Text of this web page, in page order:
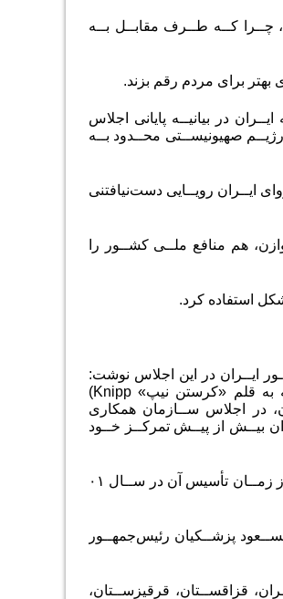
کــه طــرف مقابــل بــه
بهتر برای مردم رقم بزند.
در بیانیــه پایانی اجلاس
صهیونیســتی محــدود بــه
ایــران رویــایی دست‌نیافتنی
هم منافع ملــی کشــور را
شکل استفاده کرد.
ایــران در این اجلاس نوشت:
به قلم «کرستن نیپ» (Knipp
در اجلاس ســازمان همکاری
از پیــش تمرکــز خــود
از زمــان تأسیس آن در ســال ۰۱
مســعود پزشــکیان رئیس‌جمهــور
کســتان، ایــران، قزاقســتان، قرقیزســتان،